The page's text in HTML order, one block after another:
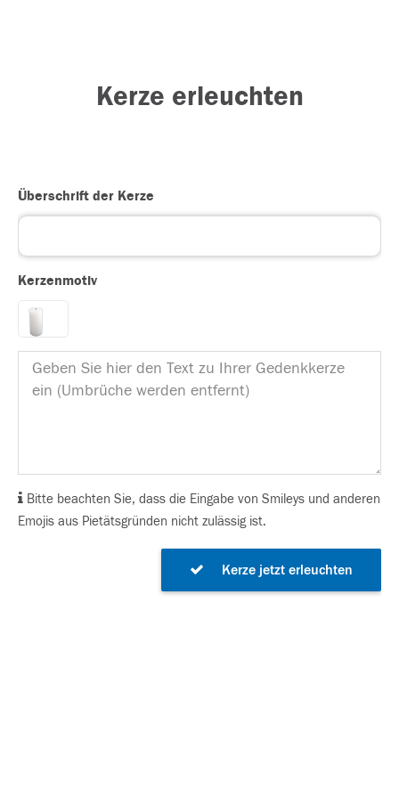
Kerze erleuchten
Überschrift der Kerze
Kerzenmotiv
Bitte beachten Sie, dass die Eingabe von Smileys und anderen
Emojis aus Pietätsgründen nicht zulässig ist.
Kerze jetzt erleuchten